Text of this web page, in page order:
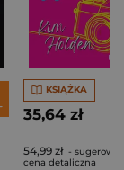
KSIĄŻKA
35,64 zł
54,99 zł -
cena detaliczna